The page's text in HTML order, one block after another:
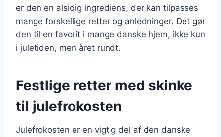
er den en alsidig ingrediens, der kan tilpasses
mange forskellige retter og anledninger. Det gør
den til en favorit i mange danske hjem, ikke kun
i juletiden, men året rundt.
Festlige retter med skinke
til julefrokosten
Julefrokosten er en vigtig del af den danske